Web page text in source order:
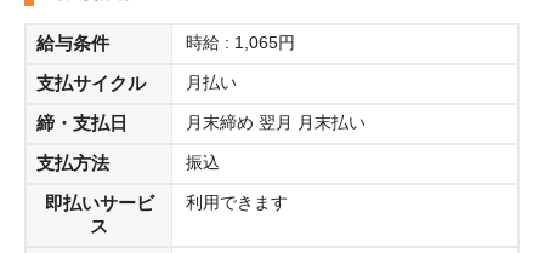
給与条件 時給 : 1,065円
支払サイクル 月払い
締・支払日 月末締め 翌月 月末払い
支払方法 振込
即払いサービ
ス
利用できます